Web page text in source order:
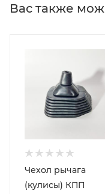
Вас также
Чехол рычага
(кулисы) КПП